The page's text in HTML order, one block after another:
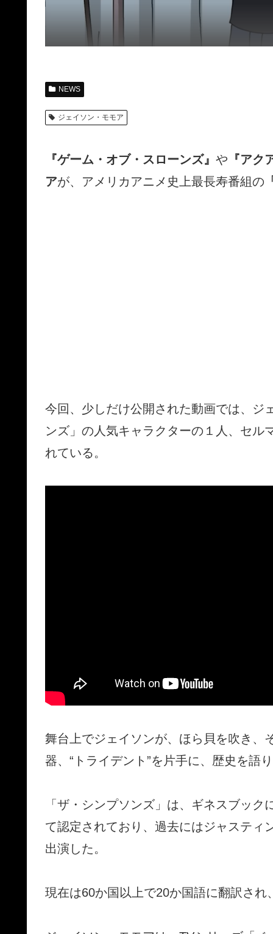
NEWS
ジェイソン・モモア
『ゲーム・オブ・スローンズ』 や 『アク
アが、アメリカアニメ史上最長寿番組の
今回、少しだけ公開された動画では、ジ
ンズ」の人気キャラクターの１人、セル
れている。
舞台上でジェイソンが、ほら貝を吹き、
器、“トライデント”を片手に、歴史を語
「ザ・シンプソンズ」は、ギネスブッ
て認定されており、過去にはジャスティ
出演した。
現在は60か国以上で20か国語に翻訳さ